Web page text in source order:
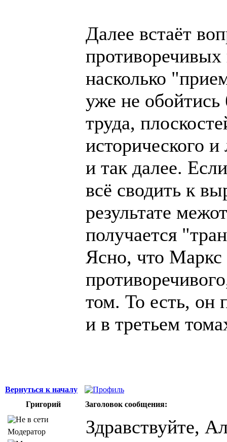
Далее встаёт
насколько
уже не обойтись
труда,
исторического и
и так далее.
всё сводить к
результате
получается
Ясно, что Маркс
том. То есть, он
и в третьем
Вернуться к началу
Григорий
Заголовок сообщения:
Модератор Здравствуйте,